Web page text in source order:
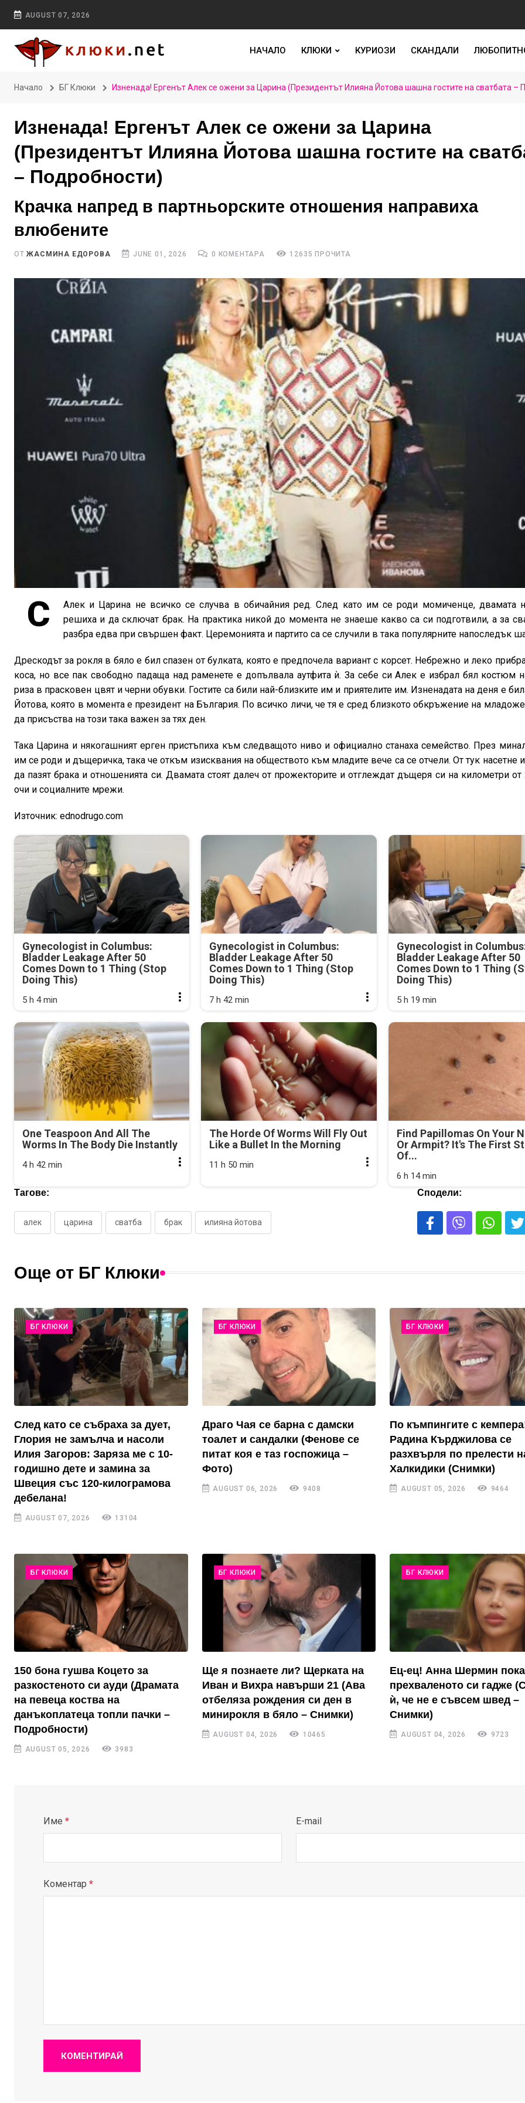
AUGUST 07, 2026
НАЧАЛО КЛЮКИ КУРИОЗИ СКАНДАЛИ
Начало БГ Клюки Изненада! Ергенът Алек се ожени за Царина (Президентът Илияна Йотова шашна гостите на сватбата –
Изненада! Ергенът Алек се ожени за Царина
(Президентът Илияна Йотова шашна гостите на
– Подробности)
Крачка напред в партньорските отношения направиха
влюбените
ОТЖАСМИНА ЕДОРОВА JUNE 01, 2026 0 КОМЕНТАРА 12635 ПРОЧИТА
С
Алек и Царина не всичко се случва в обичайния ред. След като им се роди момиченце, двамата
решиха и да сключат брак. На практика никой до момента не знаеше какво са си подготвили, а за
разбра едва при свършен факт. Церемонията и партито са се случили в така популярните напоследък
Дрескодът за рокля в бяло е бил спазен от булката, която е предпочела вариант с корсет. Небрежно и леко
коса, но все пак свободно падаща над раменете е допълвала аутфита ѝ. За себе си Алек е избрал бял костюм
риза в прасковен цвят и черни обувки. Гостите са били най-близките им и приятелите им. Изненадата на деня е
Йотова, която в момента е президент на България. По всичко личи, че тя е сред близкото обкръжение на
да присъства на този така важен за тях ден.
Така Царина и някогашният ерген пристъпиха към следващото ниво и официално станаха семейство. През
им се роди и дъщеричка, така че откъм изисквания на обществото към младите вече са се отчели. От тук насетне
да пазят брака и отношенията си. Двамата стоят далеч от прожекторите и отглеждат дъщеря си на километри от
очи и социалните мрежи.
Източник: ednodrugo.com
Gynecologist in Columbus:
Bladder Leakage After 50
Comes Down to 1 Thing (Stop
Doing This)
5 h 4 min
Gynecologist in Columbus:
Bladder Leakage After 50
Comes Down to 1 Thing (Stop
Doing This)
7 h 42 min
Gynecologist in
Bladder Leakage After 50
Comes Down to 1 Thing
Doing This)
5 h 19 min
One Teaspoon And All The
Worms In The Body Die Instantly
4 h 42 min
The Horde Of Worms Will Fly Out
Like a Bullet In the Morning
11 h 50 min
Find Papillomas On Your
Or Armpit? It's The First
Of...
6 h 14 min
Тагове:
алек царина сватба брак илияна йотова
Сподели:
Още от БГ Клюки
БГ КЛЮКИ
След като се събраха за дует,
Глория не замълча и насоли
Илия Загоров: Заряза ме с 10-
годишно дете и замина за
Швеция със 120-килограмова
дебелана!
AUGUST 07, 2026 13104
БГ КЛЮКИ
Драго Чая се барна с дамски
тоалет и сандалки (Фенове се
питат коя е таз госпожица –
Фото)
AUGUST 06, 2026 9408
БГ КЛЮКИ
По къмпингите с
Радина Кърджилова се
разхвърля по прелести
Халкидики (Снимки)
AUGUST 05, 2026 9464
БГ КЛЮКИ
150 бона гушва Коцето за
разкостеното си ауди (Драмата
на певеца коства на
данъкоплатеца топли пачки –
Подробности)
AUGUST 05, 2026 3983
БГ КЛЮКИ
Ще я познаете ли? Щерката на
Иван и Вихра навърши 21 (Ава
отбеляза рождения си ден в
минирокля в бяло – Снимки)
AUGUST 04, 2026 10465
БГ КЛЮКИ
Ец-ец! Анна Шермин
прехваленото си гадже
ѝ, че не е съвсем швед –
Снимки)
AUGUST 04, 2026 9723
Име * E-mail
Коментар *
КОМЕНТИРАЙ